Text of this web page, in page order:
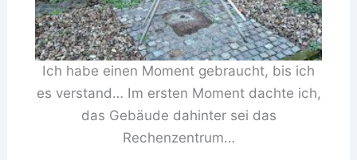
Ich habe einen Moment gebraucht, bis ich
es verstand… Im ersten Moment dachte ich,
das Gebäude dahinter sei das
Rechenzentrum…